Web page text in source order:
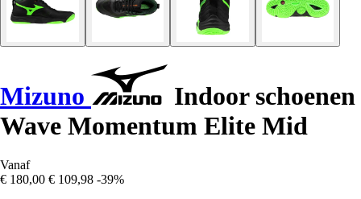
Mizuno
Indoor schoenen
Wave Momentum Elite Mid
Vanaf
€ 180,00 € 109,98 -39%